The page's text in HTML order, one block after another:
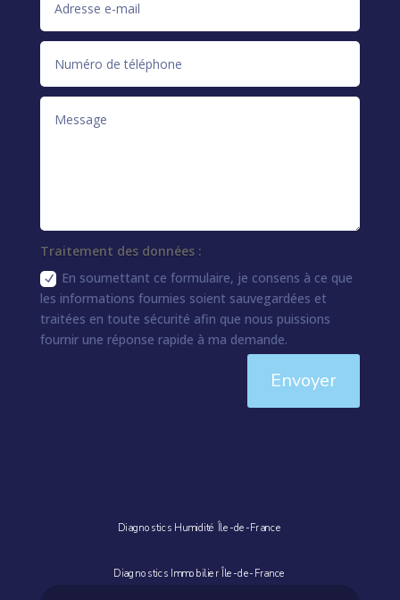
Traitement des données :
En soumettant ce formulaire, je consens à ce que
les informations fournies soient sauvegardées et
traitées en toute sécurité afin que nous puissions
fournir une réponse rapide à ma demande.
Envoyer
Diagnostics Humidité Île-de-France
Diagnostics Immobilier Île-de-France